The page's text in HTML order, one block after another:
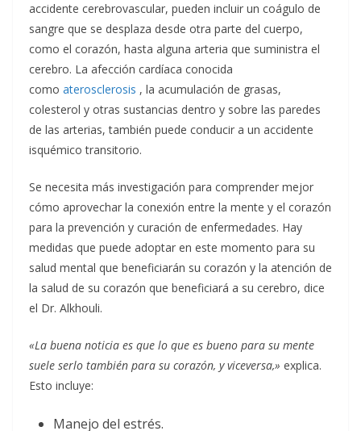
accidente cerebrovascular, pueden incluir un coágulo de
sangre que se desplaza desde otra parte del cuerpo,
como el corazón, hasta alguna arteria que suministra el
cerebro. La afección cardíaca conocida
como aterosclerosis , la acumulación de grasas,
colesterol y otras sustancias dentro y sobre las paredes
de las arterias, también puede conducir a un accidente
isquémico transitorio.
Se necesita más investigación para comprender mejor
cómo aprovechar la conexión entre la mente y el corazón
para la prevención y curación de enfermedades. Hay
medidas que puede adoptar en este momento para su
salud mental que beneficiarán su corazón y la atención de
la salud de su corazón que beneficiará a su cerebro, dice
el Dr. Alkhouli.
«La buena noticia es que lo que es bueno para su mente
suele serlo también para su corazón, y viceversa,» explica.
Esto incluye:
Manejo del estrés.